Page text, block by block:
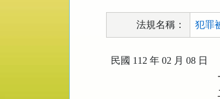
法規名稱： 犯罪
民國 112 年 02 月 08 日